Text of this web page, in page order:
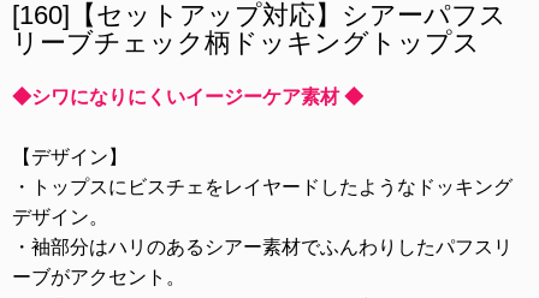
[160]【セットアップ対応】シアーパフス
リーブチェック柄ドッキングトップス
◆シワになりにくいイージーケア素材 ◆
【デザイン】
・トップスにビスチェをレイヤードしたようなドッキング
デザイン。
・袖部分はハリのあるシアー素材でふんわりしたパフスリ
ーブがアクセント。